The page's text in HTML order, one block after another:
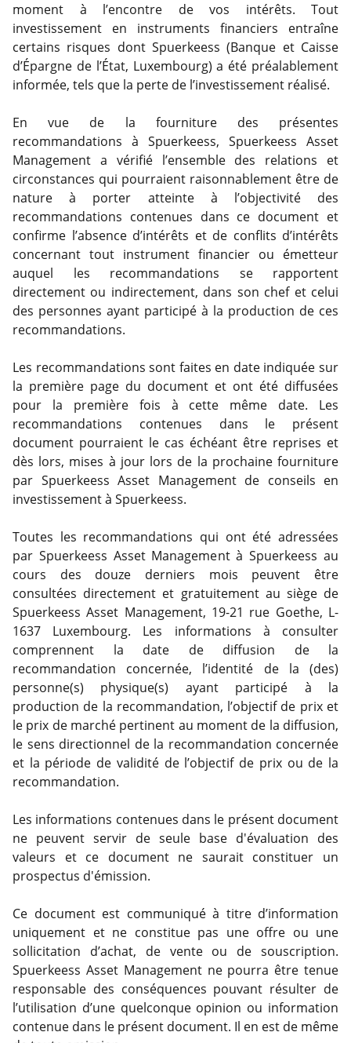
moment à l’encontre de vos intérêts. Tout
investissement en instruments financiers entraîne
certains risques dont Spuerkeess (Banque et Caisse
d’Épargne de l’État, Luxembourg) a été préalablement
informée, tels que la perte de l’investissement réalisé.
En vue de la fourniture des présentes
recommandations à Spuerkeess, Spuerkeess Asset
Management a vérifié l’ensemble des relations et
circonstances qui pourraient raisonnablement être de
nature à porter atteinte à l’objectivité des
recommandations contenues dans ce document et
confirme l’absence d’intérêts et de conflits d’intérêts
concernant tout instrument financier ou émetteur
auquel les recommandations se rapportent
directement ou indirectement, dans son chef et celui
des personnes ayant participé à la production de ces
recommandations.
Les recommandations sont faites en date indiquée sur
la première page du document et ont été diffusées
pour la première fois à cette même date. Les
recommandations contenues dans le présent
document pourraient le cas échéant être reprises et
dès lors, mises à jour lors de la prochaine fourniture
par Spuerkeess Asset Management de conseils en
investissement à Spuerkeess.
Toutes les recommandations qui ont été adressées
par Spuerkeess Asset Management à Spuerkeess au
cours des douze derniers mois peuvent être
consultées directement et gratuitement au siège de
Spuerkeess Asset Management, 19-21 rue Goethe, L-
1637 Luxembourg. Les informations à consulter
comprennent la date de diffusion de la
recommandation concernée, l’identité de la (des)
personne(s) physique(s) ayant participé à la
production de la recommandation, l’objectif de prix et
le prix de marché pertinent au moment de la diffusion,
le sens directionnel de la recommandation concernée
et la période de validité de l’objectif de prix ou de la
recommandation.
Les informations contenues dans le présent document
ne peuvent servir de seule base d'évaluation des
valeurs et ce document ne saurait constituer un
prospectus d'émission.
Ce document est communiqué à titre d’information
uniquement et ne constitue pas une offre ou une
sollicitation d’achat, de vente ou de souscription.
Spuerkeess Asset Management ne pourra être tenue
responsable des conséquences pouvant résulter de
l’utilisation d’une quelconque opinion ou information
contenue dans le présent document. Il en est de même